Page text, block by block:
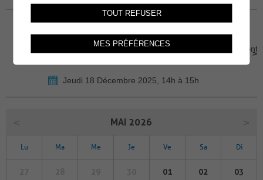
18 DANSE HISTORIQUE
Salle de la Maison du Village, Rue du Carré d'Amont
Jeudi 18 Décembre 2025, 14h à 15h
MAI 2026
Lu Ma Me Je Ve Sa Di
01 02 03
TOUT REFUSER
MES PRÉFÉRENCES